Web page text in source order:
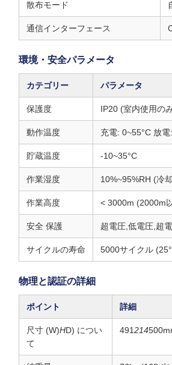
散布モード
通信インターフェース
環境・安全パラメータ
カテゴリー パラメータ
保護度 IP20 (室内使用の
動作温度 充電: 0~55°C 放
貯蔵温度 -10~35°C
作業湿度 10%~95%RH (冷
作業高度 < 3000m (2000m
安全 保護 超電圧,低電圧,超
サイクルの寿命 5000サイクル
物理と認証の詳細
ポイント 詳細
尺寸 (W)HD) につい
て
491214